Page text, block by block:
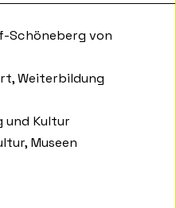
Schöneberg von
Weiterbildung
und Kultur
Museen